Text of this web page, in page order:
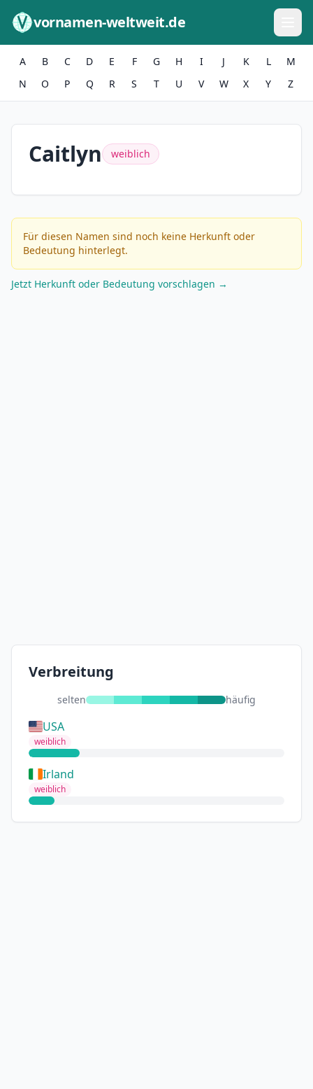
vornamen-weltweit.de
A B C D E F G H I J K L
M
N
O P Q R S T U V W X Y Z
Caitlyn weiblich
Für diesen Namen sind noch keine Herkunft oder
Bedeutung hinterlegt.
Jetzt Herkunft oder Bedeutung vorschlagen →
Verbreitung
selten häufig
USA
weiblich
Irland
weiblich